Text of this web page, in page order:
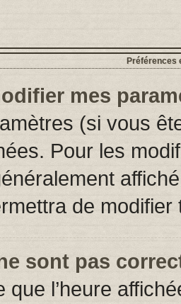
Préférences
mes
(si vous
Pour les
de
sont pas
que l’heure